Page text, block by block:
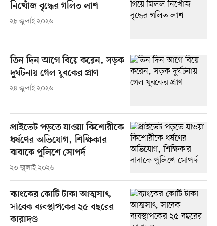
নিখোঁজ বৃদ্ধের গলিত লাশ
২৮ জুলাই ২০২৬
তিন দিন আগে বিয়ে করেন, সড়ক
দুর্ঘটনায় গেল যুবকের প্রাণ
২৪ জুলাই ২০২৬
প্রাইভেট পড়তে যাওয়া কিশোরীকে
ধর্ষণের অভিযোগ, শিক্ষিকার
বাবাকে পুলিশে সোপর্দ
২৩ জুলাই ২০২৬
ব্যাংকের কোটি টাকা আত্মসাৎ,
সাবেক ব্যবস্থাপকের ২৫ বছরের
কারাদণ্ড